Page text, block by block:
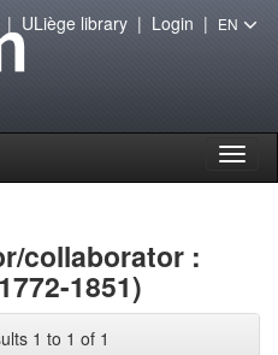
ULiège library| Login | EN
collaborator :
1851)
1 to 1 of 1